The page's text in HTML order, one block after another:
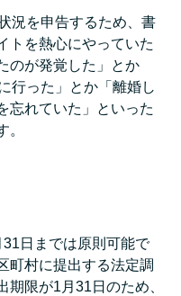
況を申告するため、書
トを熱心にやっていた
のが発覚した」とか
行った」とか「離婚し
忘れていた」といった
。
日までは原則可能で
町村に提出する法定調
限が1月31日のため、